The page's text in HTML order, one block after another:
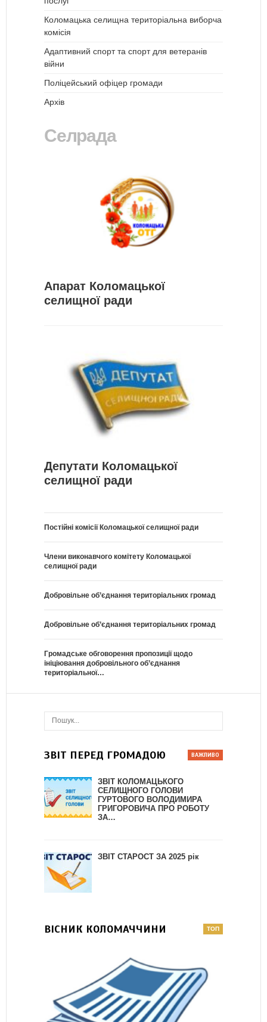
Коломацька селищна територіальна виборча
комісія
Адаптивний спорт та спорт для ветеранів
війни
Поліцейський офіцер громади
Архів
Селрада
Апарат Коломацької
селищної ради
Депутати Коломацької
селищної ради
Постійні комісії Коломацької селищної ради
Члени виконавчого комітету Коломацької
селищної ради
Добровільне об’єднання територіальних громад
Добровільне об’єднання територіальних громад
Громадське обговорення пропозиції щодо
ініціювання добровільного об’єднання
територіальної…
ЗВІТ ПЕРЕД ГРОМАДОЮ
ЗВІТ КОЛОМАЦЬКОГО
СЕЛИЩНОГО ГОЛОВИ
ГУРТОВОГО ВОЛОДИМИРА
ГРИГОРОВИЧА ПРО РОБОТУ
ЗА…
ЗВІТ СТАРОСТ ЗА 2025 рік
ВІСНИК КОЛОМАЧЧИНИ